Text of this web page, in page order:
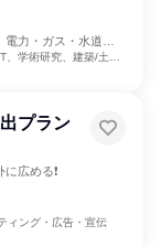
力・ガス・水道・
究、建築/土木/プラント専門職、製造・生産工程
プラン
広める❗
ィング・広告・宣伝